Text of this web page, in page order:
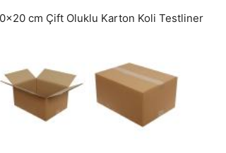
cm Çift Oluklu Karton Koli Testliner